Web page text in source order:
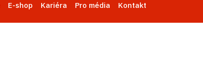
E-shop Kariéra Pro média Kontakt